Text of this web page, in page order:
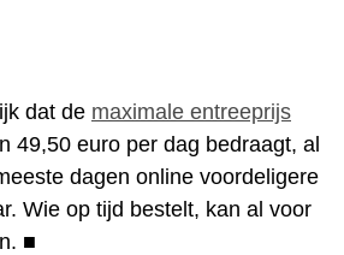
dat de maximale entreeprijs
49,50 euro per dag bedraagt, al
dagen online voordeligere
Wie op tijd bestelt, kan al voor
■